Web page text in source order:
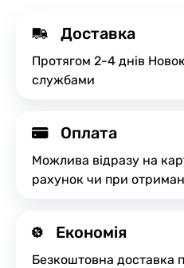
Доставка
Протягом 2-4 днів
службами
Оплата
Можлива відразу на
рахунок чи при
Економія
Безкоштовна доставка